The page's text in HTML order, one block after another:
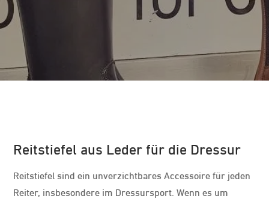
Reitstiefel aus Leder für die Dressur
Reitstiefel sind ein unverzichtbares Accessoire für jeden
Reiter, insbesondere im Dressursport. Wenn es um